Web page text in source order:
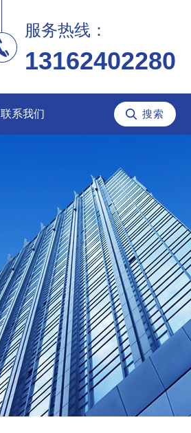
服务热线：
13162402280
联系我们